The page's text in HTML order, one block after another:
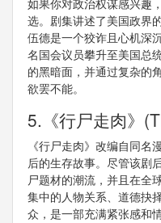
如果你对政治权谋感兴趣
选。剧集讲述了美国政界
伍德是一个狡诈且心机深
名国会议员攀升至美国总
的黑暗面，并通过复杂的
欲罢不能。
5.《行尸走肉》
《行尸走肉》改编自同名
后的生存故事。尽管该剧
尸题材的潮流，并且在全
集中的人物关系、道德抉
众，是一部充满紧张感和